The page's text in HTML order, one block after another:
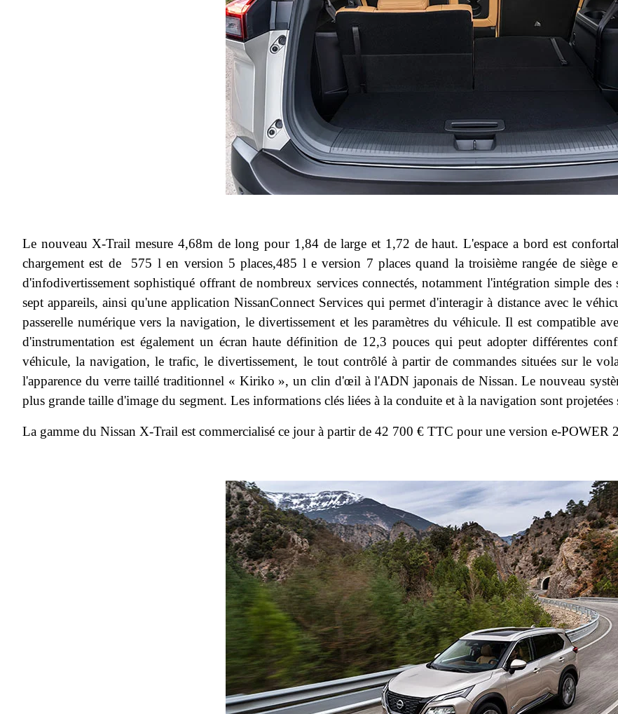
Le nouveau X-Trail mesure 4,68m de long pour 1,84 de large et 1,72 de haut. L'espace a bord est
chargement est de 575 l en version 5 places,485 l e version 7 places quand la troisième rangée de siège
d'infodivertissement sophistiqué offrant de nombreux services connectés, notamment l'intégration simple
sept appareils, ainsi qu'une application NissanConnect Services qui permet d'interagir à distance avec le
passerelle numérique vers la navigation, le divertissement et les paramètres du véhicule. Il est compatible
d'instrumentation est également un écran haute définition de 12,3 pouces qui peut adopter différentes
véhicule, la navigation, le trafic, le divertissement, le tout contrôlé à partir de commandes situées sur le
l'apparence du verre taillé traditionnel « Kiriko », un clin d'œil à l'ADN japonais de Nissan. Le nouveau
plus grande taille d'image du segment. Les informations clés liées à la conduite et à la navigation sont
La gamme du Nissan X-Trail est commercialisé ce jour à partir de 42 700 € TTC pour une version e-POWER